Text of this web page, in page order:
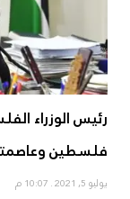
رئيس الوزراء
فلسطين
يوليو 5, 2021